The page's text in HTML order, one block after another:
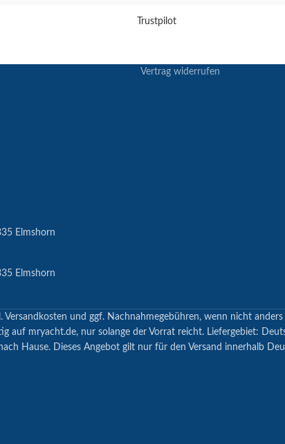
Trustpilot
Elmshorn
Elmshorn
Vertrag widerrufen
Versandkosten und ggf. Nachnahmegebühren, wenn nicht
auf mryacht.de, nur solange der Vorrat reicht. Liefergebiet:
Hause. Dieses Angebot gilt nur für den Versand innerhalb